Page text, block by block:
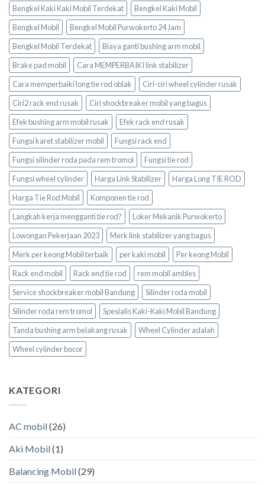
Bengkel Kaki Kaki Mobil Terdekat
Bengkel Kaki Mobil
Bengkel Mobil
Bengkel Mobil Purwokerto 24 Jam
Bengkel Mobil Terdekat
Biaya ganti bushing arm mobil
Brake pad mobil
Cara MEMPERBAIKI link stabilizer
Cara memperbaiki long tie rod oblak
Ciri-ciri wheel cylinder rusak
Ciri2 rack end rusak
Ciri shockbreaker mobil yang bagus
Efek bushing arm mobil rusak
Efek rack end rusak
Fungsi karet stabilizer mobil
Fungsi rack end
Fungsi silinder roda pada rem tromol
Fungsi tie rod
Fungsi wheel cylinder
Harga Link Stabilizer
Harga Long TIE ROD
Harga Tie Rod Mobil
Komponen tie rod
Langkah kerja mengganti tie rod?
Loker Mekanik Purwokerto
Lowongan Pekerjaan 2023
Merk link stabilizer yang bagus
Merk per keong Mobil terbaik
per kaki mobil
Per keong Mobil
Rack end mobil
Rack end tie rod
rem mobil ambles
Service shockbreaker mobil Bandung
Silinder roda mobil
Silinder roda rem tromol
Spesialis Kaki-Kaki Mobil Bandung
Tanda bushing arm belakang rusak
Wheel Cylinder adalah
Wheel cylinder bocor
KATEGORI
AC mobil(26)
Aki Mobil(1)
Balancing Mobil(29)